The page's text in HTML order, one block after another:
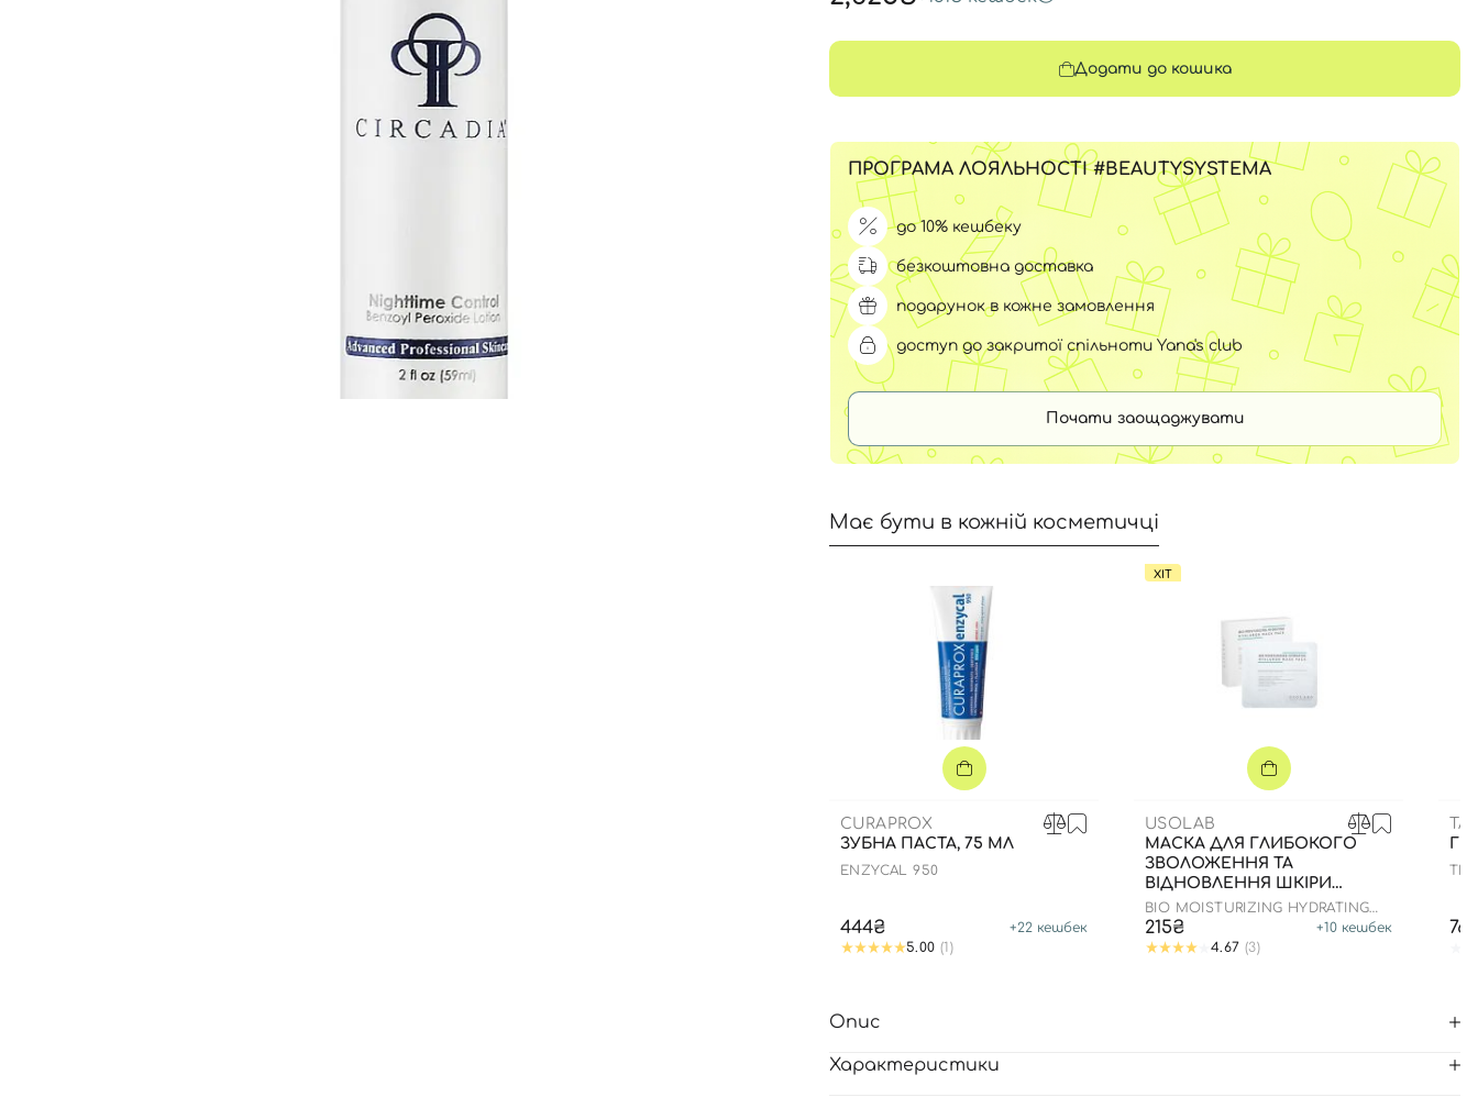
Всі товари
Додати до кошика
ПРОГРАМА ЛОЯЛЬНОСТІ #BEAUTYSYSTEMA
до 10% кешбеку
безкоштовна доставка
подарунок в кожне замовлення
доступ до закритої спільноти Yana's club
Почати заощаджувати
Має бути в кожній косметичці
CURAPROX
ЗУБНА ПАСТА, 75 МЛ
ENZYCAL 950
444₴ +22 кешбек
5.00 (1)
ХІТ
USOLAB
МАСКА ДЛЯ ГЛИБОКОГО
ЗВОЛОЖЕННЯ ТА
ВІДНОВЛЕННЯ ШКІРИ
ОБЛИЧЧЯ З
ЗАСПОКІЙЛИВИМ ЕФЕКТОМ
BIO MOISTURIZING HYDRATING
HYALURON MASK
215₴ +10 кешбек
4.67 (3)
Опис
Характеристики